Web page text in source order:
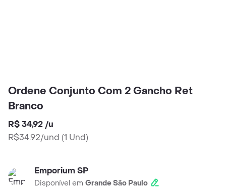
Ordene Conjunto Com 2 Gancho Ret
Branco
R$ 34,92 /u
R$34.92/und (1 Und)
Emporium SP
Disponível em Grande São Paulo